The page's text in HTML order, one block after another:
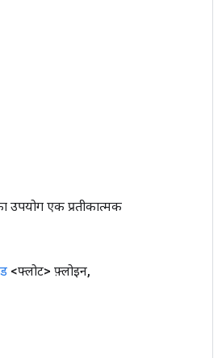
एक प्रतीकात्मक
<फ्लोट> फ़्लोइन,